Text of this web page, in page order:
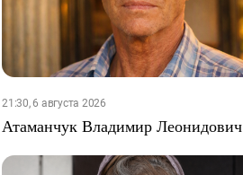
21:30, 6 августа 2026
Атаманчук Владимир Леонидович